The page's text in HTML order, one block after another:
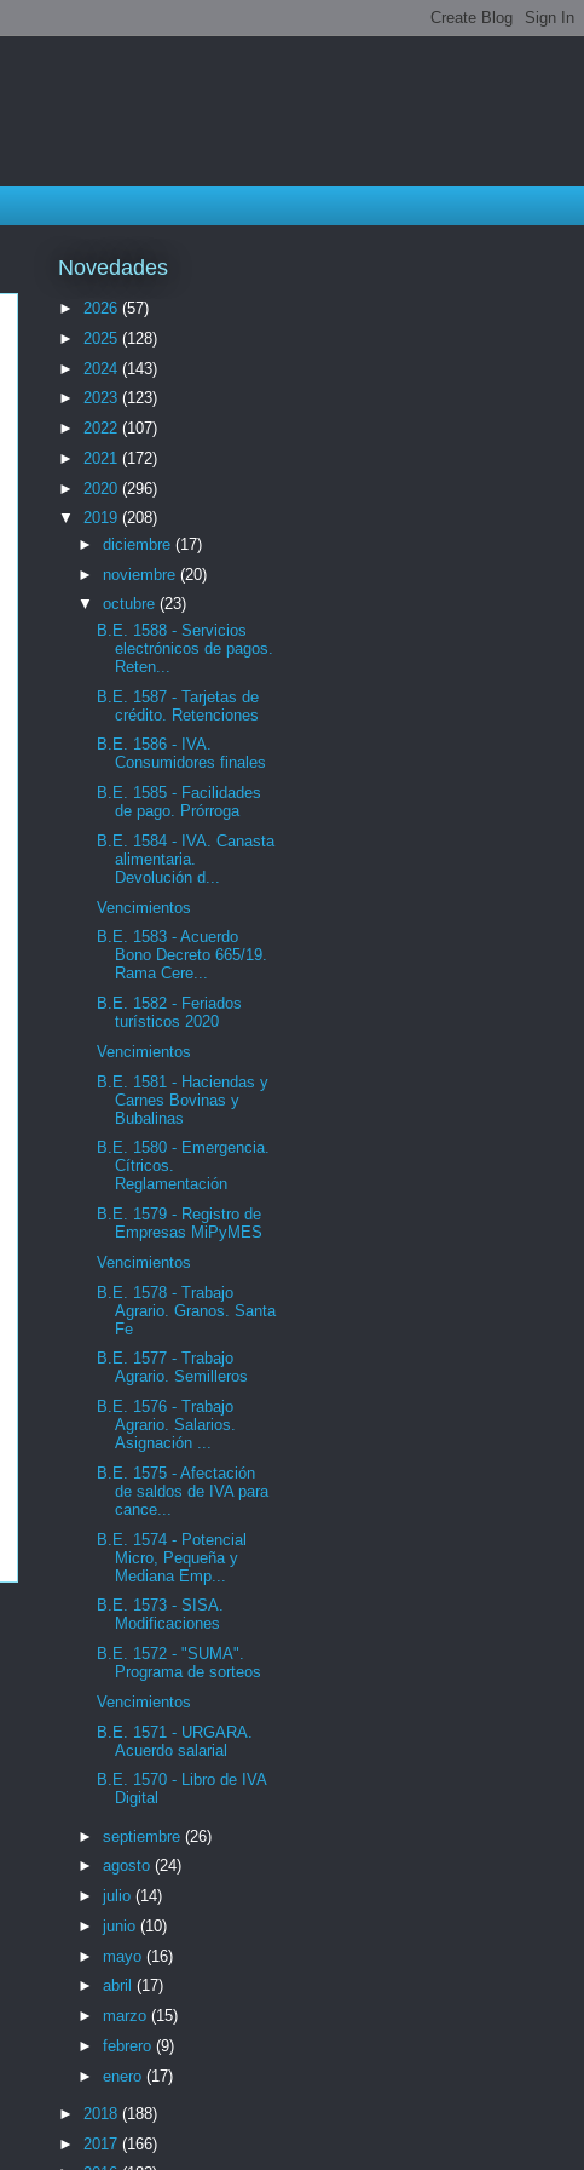
Novedades
► 2026 (57)
► 2025 (128)
► 2024 (143)
► 2023 (123)
► 2022 (107)
► 2021 (172)
► 2020 (296)
▼ 2019 (208)
► diciembre (17)
► noviembre (20)
▼ octubre (23)
B.E. 1588 - Servicios
electrónicos de pagos.
Reten...
B.E. 1587 - Tarjetas de
crédito. Retenciones
B.E. 1586 - IVA.
Consumidores finales
B.E. 1585 - Facilidades
de pago. Prórroga
B.E. 1584 - IVA. Canasta
alimentaria.
Devolución d...
Vencimientos
B.E. 1583 - Acuerdo
Bono Decreto 665/19.
Rama Cere...
B.E. 1582 - Feriados
turísticos 2020
Vencimientos
B.E. 1581 - Haciendas y
Carnes Bovinas y
Bubalinas
B.E. 1580 - Emergencia.
Cítricos.
Reglamentación
B.E. 1579 - Registro de
Empresas MiPyMES
Vencimientos
B.E. 1578 - Trabajo
Agrario. Granos. Santa
Fe
B.E. 1577 - Trabajo
Agrario. Semilleros
B.E. 1576 - Trabajo
Agrario. Salarios.
Asignación ...
B.E. 1575 - Afectación
de saldos de IVA para
cance...
B.E. 1574 - Potencial
Micro, Pequeña y
Mediana Emp...
B.E. 1573 - SISA.
Modificaciones
B.E. 1572 - "SUMA".
Programa de sorteos
Vencimientos
B.E. 1571 - URGARA.
Acuerdo salarial
B.E. 1570 - Libro de IVA
Digital
► septiembre (26)
► agosto (24)
► julio (14)
► junio (10)
► mayo (16)
► abril (17)
► marzo (15)
► febrero (9)
► enero (17)
► 2018 (188)
► 2017 (166)